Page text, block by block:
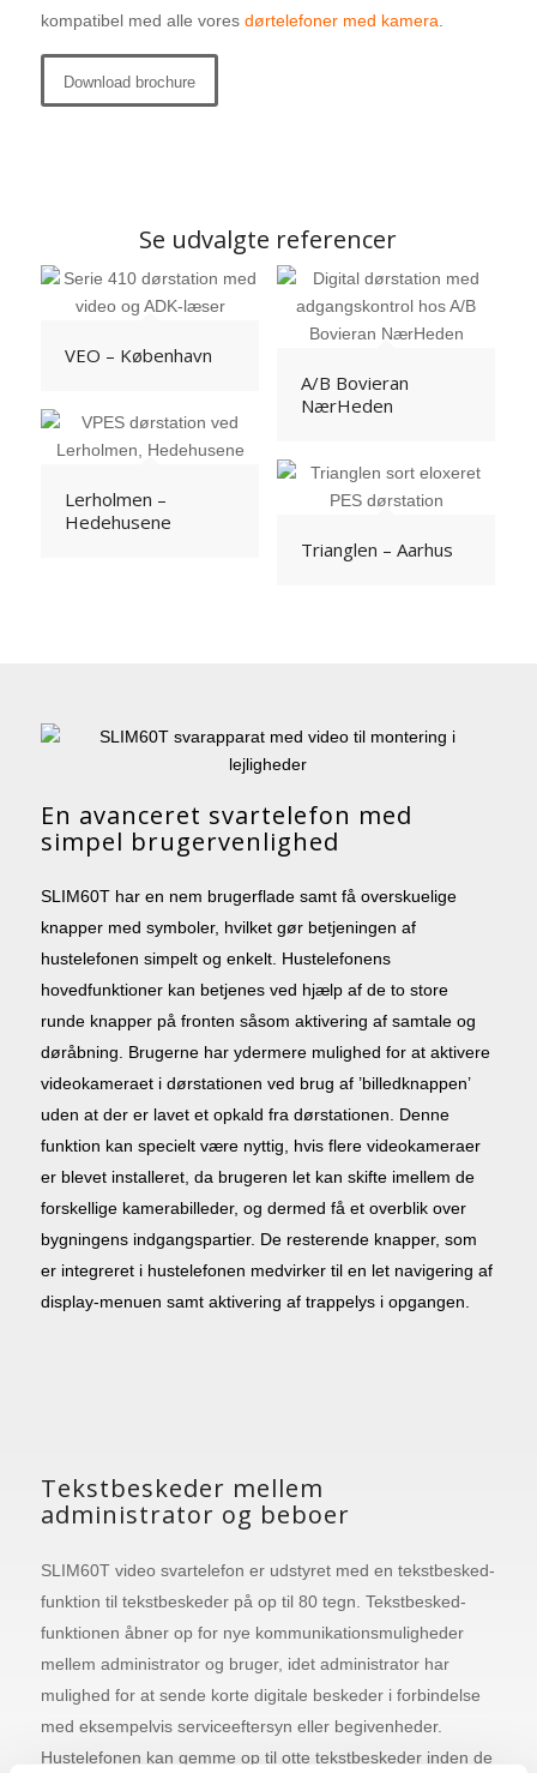
kompatibel med alle vores dørtelefoner med kamera
Download brochure
Se udvalgte referencer
VEO – København
A/B Bovieran
NærHeden
Lerholmen –
Hedehusene
Trianglen – Aarhus
En avanceret svartelefon med
simpel brugervenlighed
SLIM60T har en nem brugerflade samt få overskuelige
knapper med symboler, hvilket gør betjeningen af
hustelefonen simpelt og enkelt. Hustelefonens
hovedfunktioner kan betjenes ved hjælp af de to store
runde knapper på fronten såsom aktivering af samtale og
døråbning. Brugerne har ydermere mulighed for at aktivere
videokameraet i dørstationen ved brug af ’billedknappen’
uden at der er lavet et opkald fra dørstationen. Denne
funktion kan specielt være nyttig, hvis flere videokameraer
er blevet installeret, da brugeren let kan skifte imellem de
forskellige kamerabilleder, og dermed få et overblik over
bygningens indgangspartier. De resterende knapper, som
er integreret i hustelefonen medvirker til en let navigering af
display-menuen samt aktivering af trappelys i opgangen.
Tekstbeskeder mellem
administrator og beboer
SLIM60T video svartelefon er udstyret med en tekstbesked-
funktion til tekstbeskeder på op til 80 tegn. Tekstbesked-
funktionen åbner op for nye kommunikationsmuligheder
mellem administrator og bruger, idet administrator har
mulighed for at sende korte digitale beskeder i forbindelse
med eksempelvis serviceeftersyn eller begivenheder.
Hustelefonen kan gemme op til otte tekstbeskeder inden de